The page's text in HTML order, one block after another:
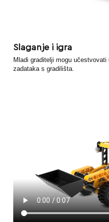
Slaganje i igra
Mladi graditelji mogu
zadataka s gradilišta.